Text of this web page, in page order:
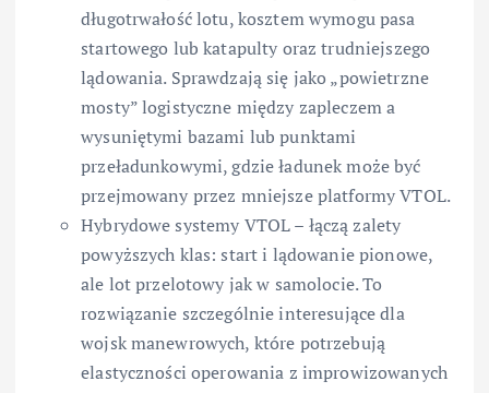
długotrwałość lotu, kosztem wymogu pasa
startowego lub katapulty oraz trudniejszego
lądowania. Sprawdzają się jako „powietrzne
mosty” logistyczne między zapleczem a
wysuniętymi bazami lub punktami
przeładunkowymi, gdzie ładunek może być
przejmowany przez mniejsze platformy VTOL.
Hybrydowe systemy VTOL – łączą zalety
powyższych klas: start i lądowanie pionowe,
ale lot przelotowy jak w samolocie. To
rozwiązanie szczególnie interesujące dla
wojsk manewrowych, które potrzebują
elastyczności operowania z improwizowanych